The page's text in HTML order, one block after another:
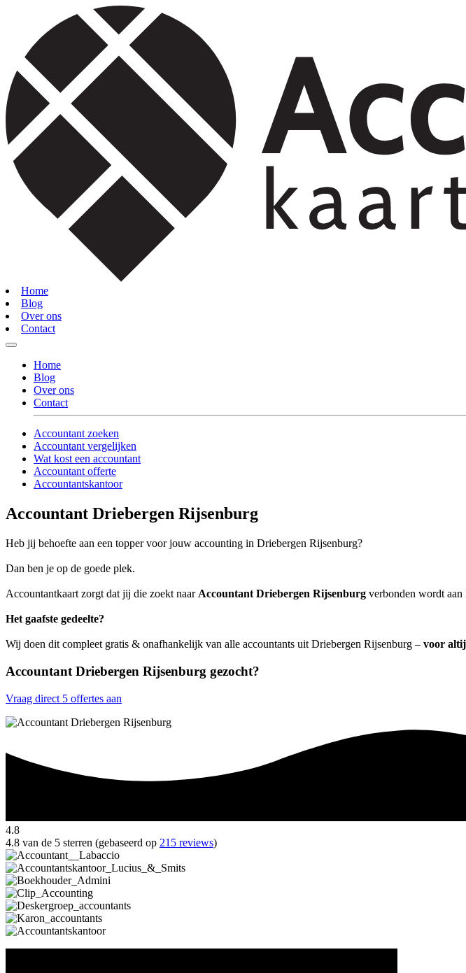
Home
Blog
Over ons
Contact
Home
Blog
Over ons
Contact
Accountant zoeken
Accountant vergelijken
Wat kost een accountant
Accountant offerte
Accountantskantoor
Accountant Driebergen Rijsenburg
Heb jij behoefte aan een topper voor jouw accounting in Driebergen Rijsenburg?
Dan ben je op de goede plek.
Accountantkaart zorgt dat jij die zoekt naar Accountant Driebergen Rijsenburg verbonden wordt aan
Het gaafste gedeelte?
Wij doen dit compleet gratis & onafhankelijk van alle accountants uit Driebergen Rijsenburg – voor
Accountant Driebergen Rijsenburg gezocht?
Vraag direct 5 offertes aan
4.8
4.8 van de 5 sterren (gebaseerd op 215 reviews)